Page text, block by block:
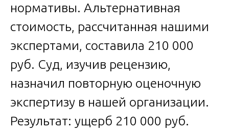
нормативы. Альтернативная
стоимость, рассчитанная нашими
экспертами, составила 210 000
руб. Суд, изучив рецензию,
назначил повторную оценочную
экспертизу в нашей организации.
Результат: ущерб 210 000 руб.